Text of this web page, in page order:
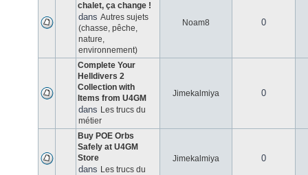
chalet, ça change !
dans Autres sujets
(chasse, pêche,
nature,
environnement)
Noam8 0
Complete Your
Helldivers 2
Collection with
Items from U4GM
dans Les trucs du
métier
Jimekalmiya 0
Buy POE Orbs
Safely at U4GM
Store
dans Les trucs du
Jimekalmiya 0